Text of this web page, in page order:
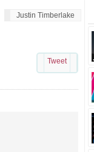
Justin Timberlake
Tweet